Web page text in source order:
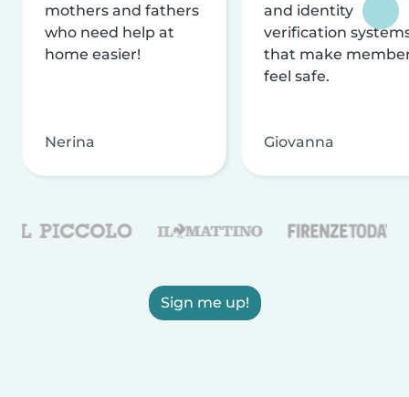
mothers and fathers
who need help at
home easier!
Nerina
and identity
verification
that make
feel safe.
Giovanna
Sign me up!